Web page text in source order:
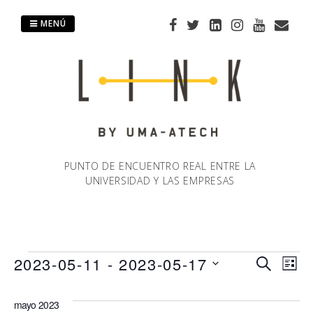
PUNTO DE ENCUENTRO REAL ENTRE LA
UNIVERSIDAD Y LAS EMPRESAS
MENÚ
Eventos
de
BUSCAR
de
2023-05-11 - 2023-05-17
la
mayo 2023